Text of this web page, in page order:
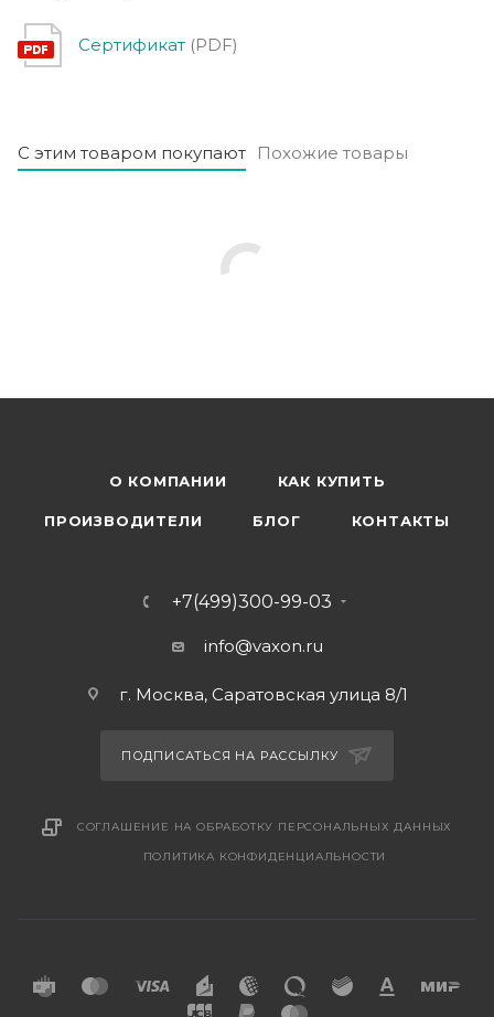
Сертификат (PDF)
С этим товаром покупают Похожие товары
О КОМПАНИИ КАК КУПИТЬ
ПРОИЗВОДИТЕЛИ БЛОГ КОНТАКТЫ
+7(499)300-99-03
info@vaxon.ru
г. Москва, Саратовская улица 8/1
ПОДПИСАТЬСЯ НА РАССЫЛКУ
СОГЛАШЕНИЕ НА ОБРАБОТКУ ПЕРСОНАЛЬНЫХ ДАННЫХ
ПОЛИТИКА КОНФИДЕНЦИАЛЬНОСТИ